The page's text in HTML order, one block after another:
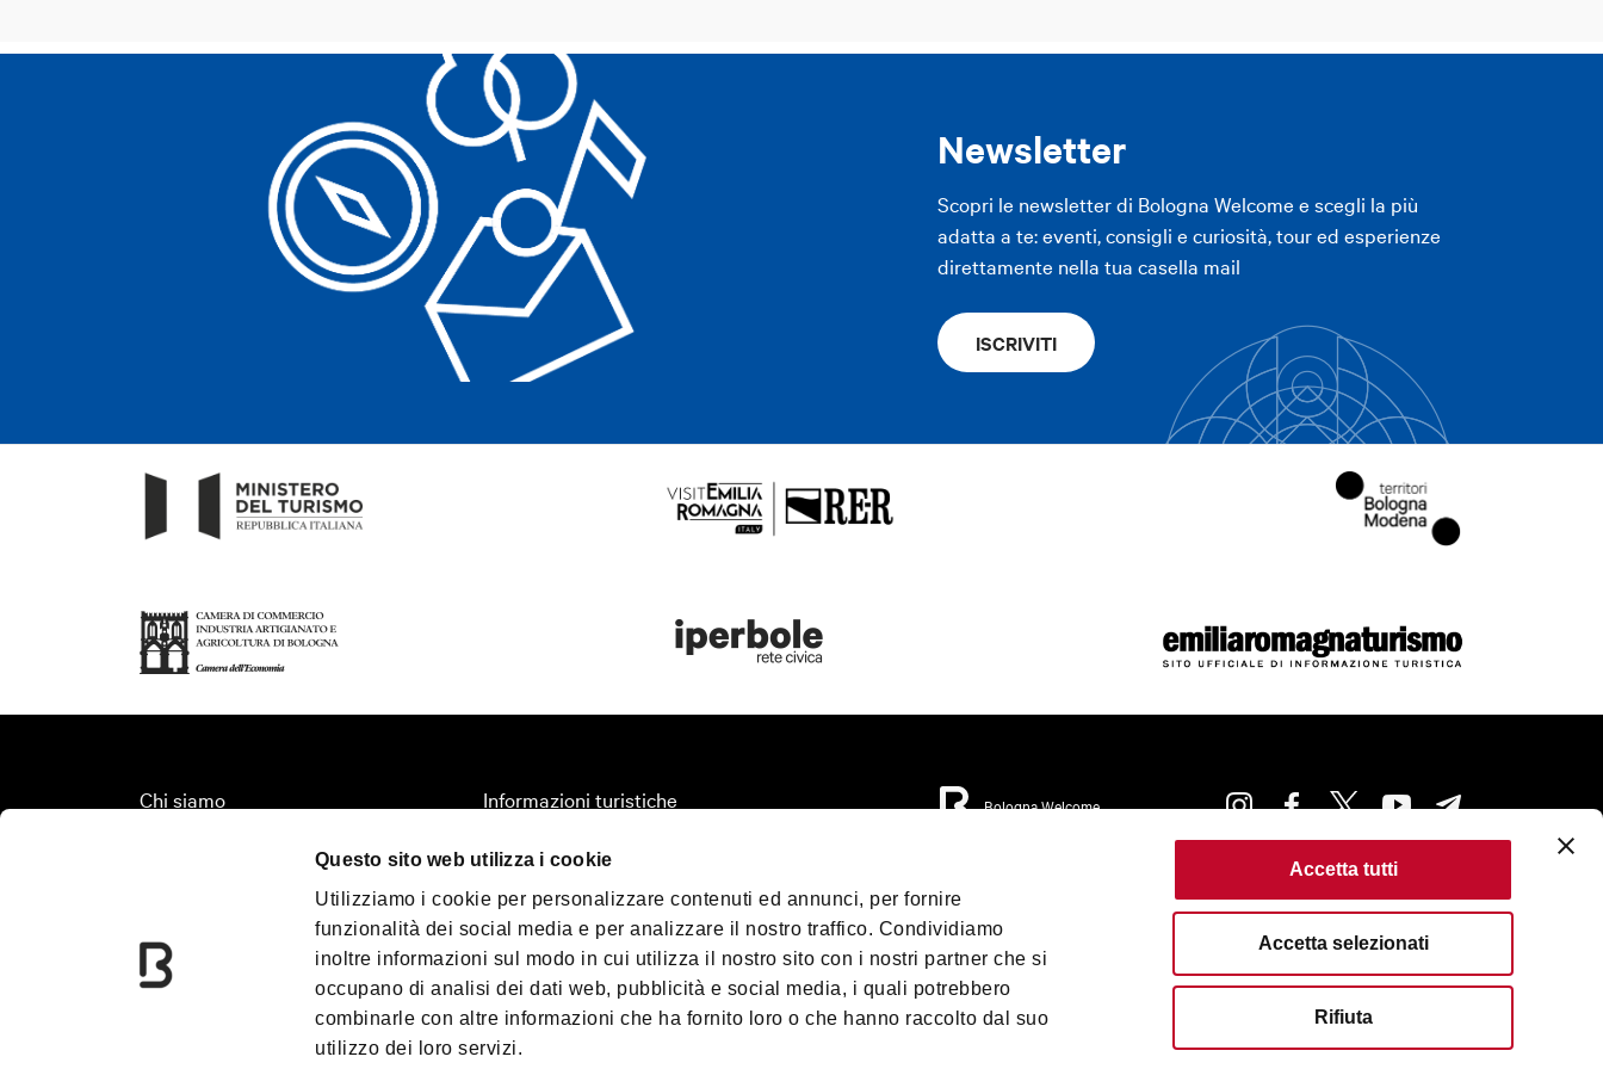
Questo sito web utilizza i cookie
Utilizziamo i cookie per personalizzare contenuti ed annunci, per fornire
funzionalità dei social media e per analizzare il nostro traffico. Condividiamo
inoltre informazioni sul modo in cui utilizza il nostro sito con i nostri partner che si
occupano di analisi dei dati web, pubblicità e social media, i quali potrebbero
combinarle con altre informazioni che ha fornito loro o che hanno raccolto dal suo
utilizzo dei loro servizi.
Accetta tutti
Accetta selezionati
Rifiuta
Tango d’estate – emozioni sotto il portico del Baraccano
Corsi estivi di tango a cura di Olitango ASD
Giovedì 25 giugno
Sognando Fama – Teatro Clownerie + laboratorio di riciclo
creativo
Con Nassau APS
Newsletter
Scopri le newsletter di Bologna Welcome e scegli la più
adatta a te: eventi, consigli e curiosità, tour ed esperienze
direttamente nella tua casella mail
ISCRIVITI
Chi siamo
Convention Bureau
Incoming Travel Agency
Informazioni turistiche
Territorio
Turismo accessibile
Media & Press
Download
Blog
Promenade Bologna
Bologna Welcome
Condizioni di Utilizzo
Condizioni di Vendita
Criteri di pubblicazione
©2026 All rights reserved. Fondazione Bologna Welcome | Piazza del Nettuno, 1,
40124 - Bologna | P.I. e C.F. 04159281205 | REA: BO - 573761 |
Telefono
+39 051 6583111
|
PEC:fondazionebolognawelcome@legalmail.it